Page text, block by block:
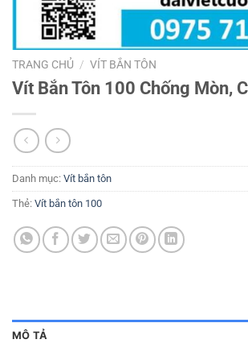
TRANG CHỦ / VÍT BẮN TÔN
Vít Bắn Tôn 100 Chống Mòn,
Danh mục: Vít bắn tôn
Thẻ: Vít bắn tôn 100
MÔ TẢ